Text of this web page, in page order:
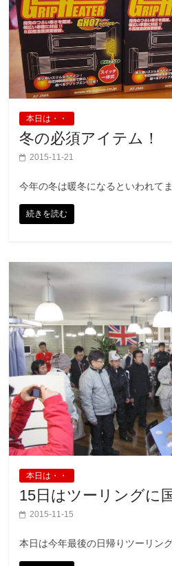
本日は・・
冬の必須アイテム！
2015-11-21
今年の冬は暖冬になるといわれて
続きを読む
本日は・・
15日はツーリングに
2015-11-15
本日は今年最後の日帰りツーリング